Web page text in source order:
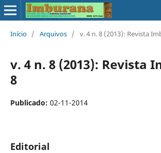
Início / Arquivos / v. 4 n. 8 (2013): Revista
v. 4 n. 8 (2013): Revista
8
Publicado: 02-11-2014
Editorial